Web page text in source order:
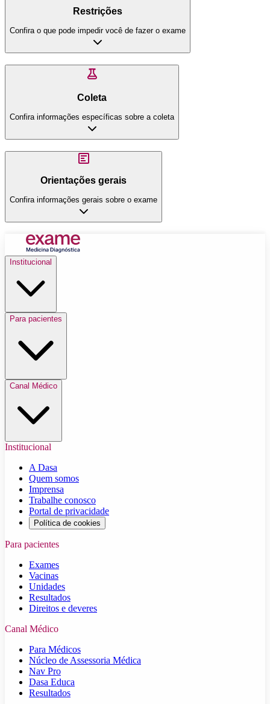
Restrições
Confira o que pode impedir você de fazer o exame
Coleta
Confira informações específicas sobre a coleta
Orientações gerais
Confira informações gerais sobre o exame
Institucional
Para pacientes
Canal Médico
Institucional
A Dasa
Quem somos
Imprensa
Trabalhe conosco
Portal de privacidade
Política de cookies
Para pacientes
Exames
Vacinas
Unidades
Resultados
Direitos e deveres
Canal Médico
Para Médicos
Núcleo de Assessoria Médica
Nav Pro
Dasa Educa
Resultados